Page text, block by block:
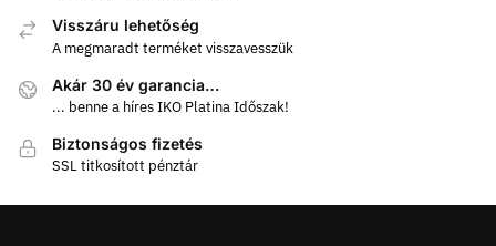
Visszáru lehetőség
A megmaradt terméket visszavesszük
Akár 30 év garancia…
... benne a híres IKO Platina Időszak!
Biztonságos fizetés
SSL titkosított pénztár